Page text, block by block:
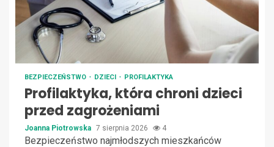
BEZPIECZEŃSTWO DZIECI PROFILAKTYKA
Profilaktyka, która chroni dzieci
przed zagrożeniami
Joanna Piotrowska 7 sierpnia 2026 4
Bezpieczeństwo najmłodszych mieszkańców